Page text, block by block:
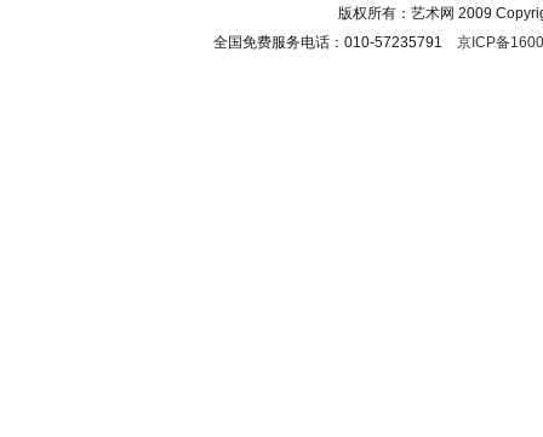
版权所有：艺术网 2009
全国免费服务电话：010-57235791 京ICP备